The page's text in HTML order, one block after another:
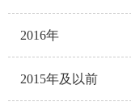
2016年
2015年及以前